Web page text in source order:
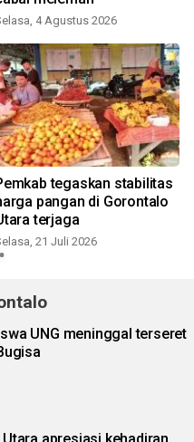
4 Agustus 2026
tegaskan stabilitas
pangan di Gorontalo
terjaga
21 Juli 2026
UNG meninggal terseret